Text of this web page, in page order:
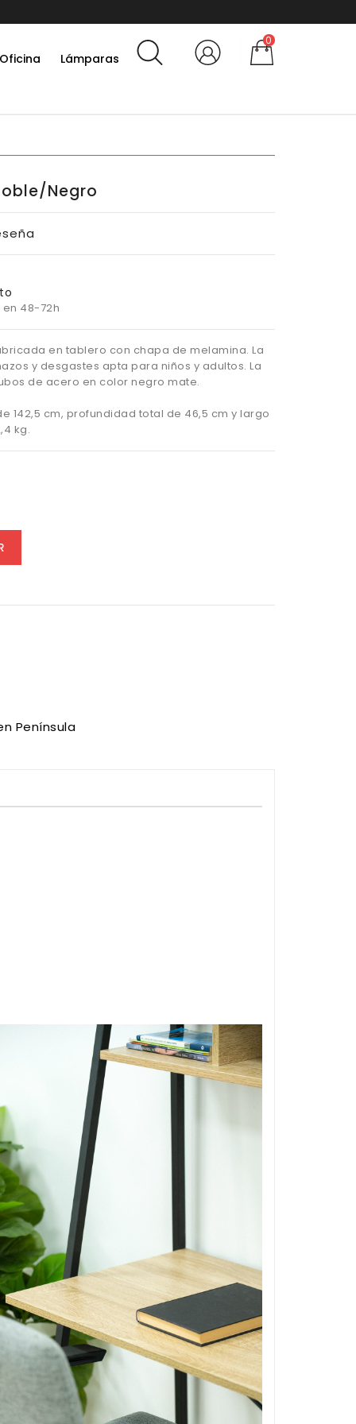
Oficina Lámparas
0
negro
48-72h
en tablero con chapa de melamina. La
y desgastes apta para niños y adultos. La
de acero en color negro mate.
142,5 cm, profundidad total de 46,5 cm y largo
kg.
Península